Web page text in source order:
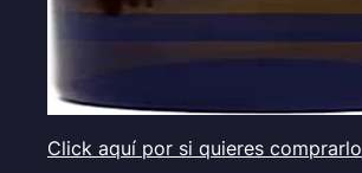
Click aquí por si quieres comprarlo